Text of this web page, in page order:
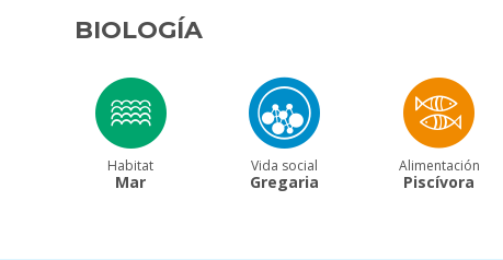
BIOLOGÍA
Habitat
Mar
Vida social
Gregaria
Alimentación
Piscívora